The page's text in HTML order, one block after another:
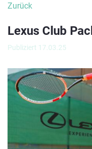
Zurück
Lexus Club
Publiziert 17.03.25